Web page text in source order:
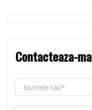
Contacteaza-ma